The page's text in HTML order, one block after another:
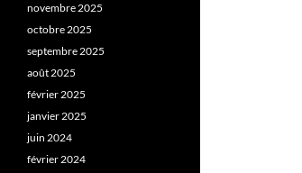
novembre 2025
octobre 2025
septembre 2025
août 2025
février 2025
janvier 2025
juin 2024
février 2024